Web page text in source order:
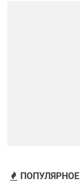
ПОПУЛЯРНОЕ